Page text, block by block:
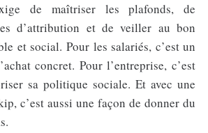
de maîtriser les plafonds, de
d’attribution et de veiller au bon
et social. Pour les salariés, c’est un
concret. Pour l’entreprise, c’est
sa politique sociale. Et avec une
c’est aussi une façon de donner du